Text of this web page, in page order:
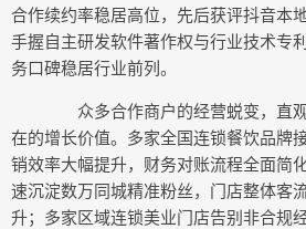
合作续约率稳居高位，先后获评抖音本
手握自主研发软件著作权与行业技术专
务口碑稳居行业前列。
众多合作商户的经营蜕变，直
在的增长价值。多家全国连锁餐饮品牌
销效率大幅提升，财务对账流程全面简
速沉淀数万同城精准粉丝，门店整体客
升；多家区域连锁美业门店告别非合规